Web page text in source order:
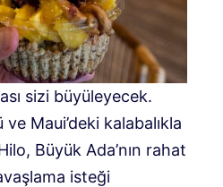
sizi büyüleyecek.
Maui’deki kalabalıkla
Büyük Ada’nın rahat
isteği